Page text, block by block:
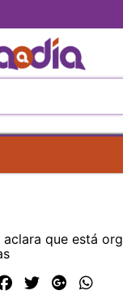
al
contenido
principal
aclara que está